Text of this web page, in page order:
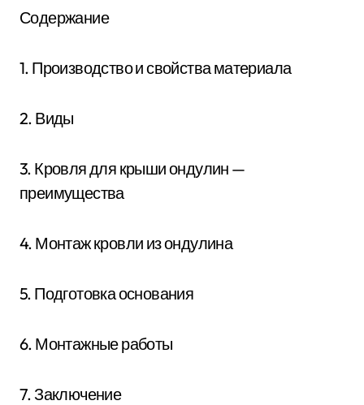
Содержание
1. Производство и свойства материала
2. Виды
3. Кровля для крыши ондулин —
преимущества
4. Монтаж кровли из ондулина
5. Подготовка основания
6. Монтажные работы
7. Заключение